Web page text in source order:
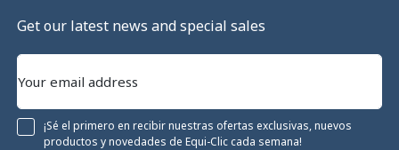
Get our latest news and special sales
¡Sé el primero en recibir nuestras ofertas exclusivas, nuevos
productos y novedades de Equi-Clic cada semana!